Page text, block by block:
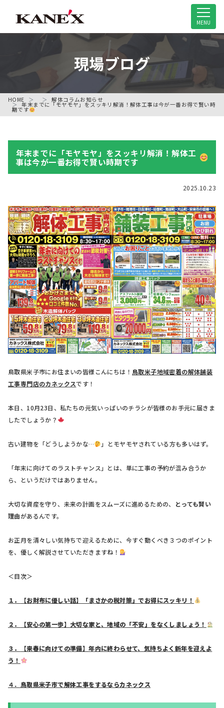
米子市の解体工事専門MENU
現場ブログ
HOME 解体コラム お知らせ
年末までに「モヤモヤ」をスッキリ解消！解体工事は今が一番お得で賢い時
期です
年末までに「モヤモヤ」をスッキリ解消！解体工
事は今が一番お得で賢い時期です
2025.10.23
鳥取県米子市にお住まいの皆様こんにちは！ 鳥取米子地域密着の解体舗装
工事専門店のカネックスです！
本日、10月23日、私たちの元気いっぱいのチラシが皆様のお手元に届きま
したでしょうか？
古い建物を「どうしようかな… 」とモヤモヤされている方も多いはず。
「年末に向けてのラストチャンス」とは、単に工事の予約が混み合うか
ら、というだけではありません。
大切な資産を守り、未来の計画をスムーズに進めるための、
とっても賢い
理由があるんです。
お正月を清々しい気持ちで迎えるために、今すぐ動くべき３つのポイント
を、優しく解説させていただきますね！
＜目次＞
１ ． 【お財布に優しい話】「まさかの税対策」でお得にスッキリ！
２ ． 【安心の第一歩】大切な家と、地域の「不安」をなくしましょう！
３．
【来春に向けての準備】年内に終わらせて、気持ちよく新年を迎えよ
う！
４． 鳥取県米子市で解体工事をするならカネックス